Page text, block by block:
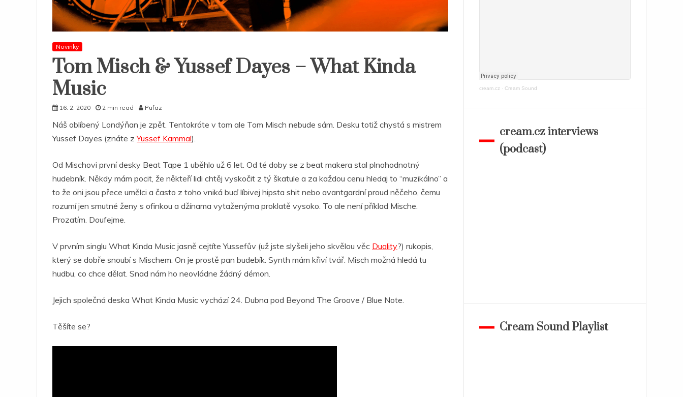
Novinky
Tom Misch & Yussef Dayes – What Kinda
Music
16. 2. 2020 2 min read Pufaz
Náš oblíbený Londýňan je zpět. Tentokráte v tom ale Tom Misch nebude sám. Desku totiž chystá s mistrem
Yussef Dayes (znáte zYussef Kammal).
Od Mischovi první desky Beat Tape 1 uběhlo už 6 let. Od té doby se z beat makera stal plnohodnotný
hudebník. Někdy mám pocit, že někteří lidi chtěj vyskočit z tý škatule a za každou cenu hledaj to “muzikálno” a
to že oni jsou přece umělci a často z toho vniká buď líbivej hipsta shit nebo avantgardní proud něčeho, čemu
rozumí jen smutné ženy s ofinkou a džínama vytaženýma proklatě vysoko. To ale není příklad Mische.
Prozatím. Doufejme.
V prvním singlu What Kinda Music jasně cejtíte Yussefův (už jste slyšeli jeho skvělou věc Duality?) rukopis,
který se dobře snoubí s Mischem. On je prostě pan budebík. Synth mám křiví tvář. Misch možná hledá tu
hudbu, co chce dělat. Snad nám ho neovládne žádný démon.
Jejich společná deska What Kinda Music vychází 24. Dubna pod Beyond The Groove / Blue Note.
Těšíte se?
cream.cz · Cream Sound
cream.cz interviews
(podcast)
Cream Sound Playlist